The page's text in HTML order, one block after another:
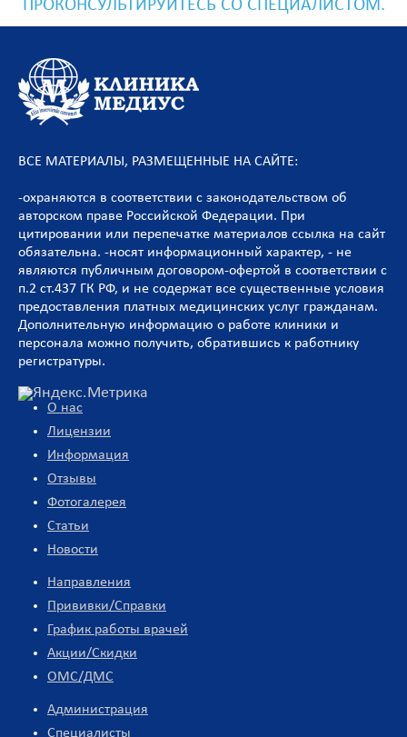
ПРОКОНСУЛЬТИРУЙТЕСЬ СО СПЕЦИАЛИСТОМ.
ВСЕ МАТЕРИАЛЫ, РАЗМЕЩЕННЫЕ НА САЙТЕ:
-охраняются в соответствии с законодательством об
авторском праве Российской Федерации. При
цитировании или перепечатке материалов ссылка на сайт
обязательна. -носят информационный характер, - не
являются публичным договором-офертой в соответствии с
п.2 ст.437 ГК РФ, и не содержат все существенные условия
предоставления платных медицинских услуг гражданам.
Дополнительную информацию о работе клиники и
персонала можно получить, обратившись к работнику
регистратуры.
О нас
Лицензии
Информация
Отзывы
Фотогалерея
Статьи
Новости
Направления
Прививки/Справки
График работы врачей
Акции/Скидки
ОМС/ДМС
Администрация
Специалисты